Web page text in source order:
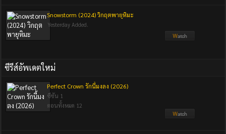
Snowstorm (2024) วิกฤตพายุหิมะ
Yesterday Added.
ซีรีส์อัพเดตใหม่
Perfect Crown รักนี้มงลง (2026)
ซีซัน 1
ตอนทั้งหมด 12